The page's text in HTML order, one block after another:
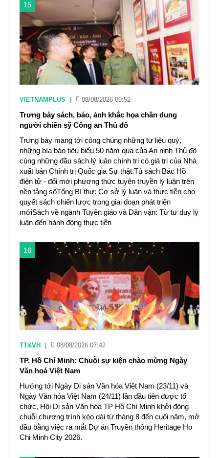
15
VIETNAMPLUS 08/08/2026 09:52
Trưng bày sách, báo, ảnh khắc họa chân dung
người chiến sỹ Công an Thủ đô
Trưng bày mang tới công chúng những tư liệu quý,
những bìa báo tiêu biểu 50 năm qua của An ninh Thủ đô
cùng những đầu sách lý luận chính trị có giá trị của Nhà
xuất bản Chính trị Quốc gia Sự thật.Tủ sách Bác Hồ
điện tử - đổi mới phương thức tuyên truyền lý luận trên
nền tảng sốTổng Bí thư: Cơ sở lý luận và thực tiễn cho
quyết sách chiến lược trong giai đoạn phát triển
mớiSách về ngành Tuyên giáo và Dân vận: Từ tư duy lý
luận đến hành động thực tiễn
16
TT&VH 08/08/2026 07:42
TP. Hồ Chí Minh: Chuỗi sự kiện chào mừng Ngày
Văn hoá Việt Nam
Hướng tới Ngày Di sản Văn hóa Việt Nam (23/11) và
Ngày Văn hóa Việt Nam (24/11) lần đầu tiên được tổ
chức, Hội Di sản Văn hóa TP Hồ Chí Minh khởi động
chuỗi chương trình kéo dài từ tháng 8 đến cuối năm, mở
đầu bằng việc ra mắt Dự án Truyền thông Heritage Ho
Chi Minh City 2026.